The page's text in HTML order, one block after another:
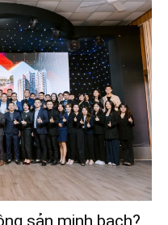
sản minh bạch?